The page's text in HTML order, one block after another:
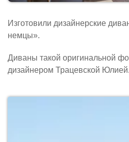
Изготовили дизайнерские
немцы».
Диваны такой оригинальной
дизайнером Трацевской Юлией.